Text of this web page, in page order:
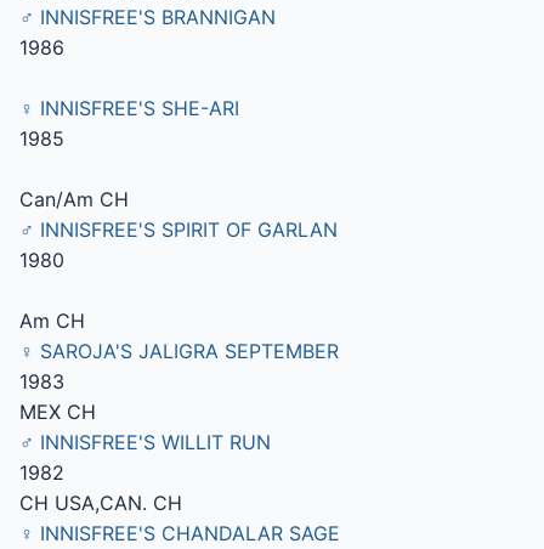
♂ INNISFREE'S BRANNIGAN
1986
♀ INNISFREE'S SHE-ARI
1985
Can/Am CH
♂ INNISFREE'S SPIRIT OF GARLAN
1980
Am CH
♀ SAROJA'S JALIGRA SEPTEMBER
1983
MEX CH
♂ INNISFREE'S WILLIT RUN
1982
CH USA,CAN. CH
♀ INNISFREE'S CHANDALAR SAGE